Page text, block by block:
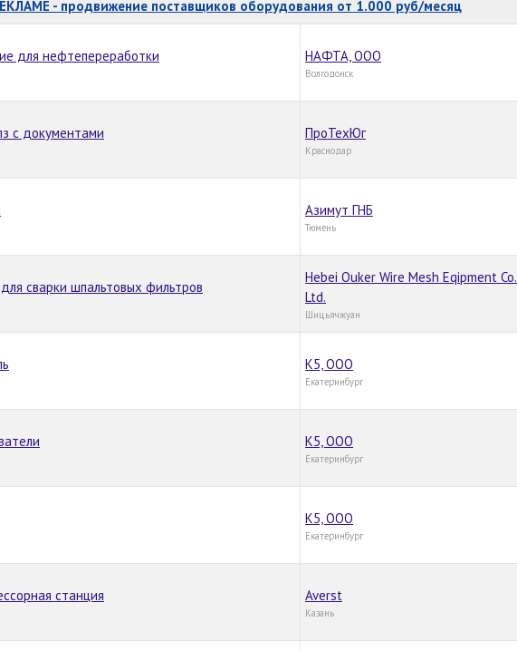
- продвижение поставщиков оборудования от 1.000 руб/месяц
для нефтепереработки НАФТА, ООО
Волгодонск
с документами ПроТехЮг
Краснодар
Азимут ГНБ
Тюмень
сварки шпальтовых фильтров
Hebei Ouker Wire Mesh Eqipment Co.,
Ltd.
Шицьячжуан
К5, ООО
Екатеринбург
К5, ООО
Екатеринбург
К5, ООО
Екатеринбург
станция Averst
Казань